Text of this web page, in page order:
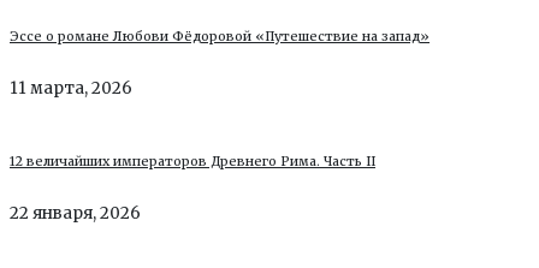
Эссе о романе Любови Фёдоровой «Путешествие на запад»
11 марта, 2026
12 величайших императоров Древнего Рима. Часть II
22 января, 2026